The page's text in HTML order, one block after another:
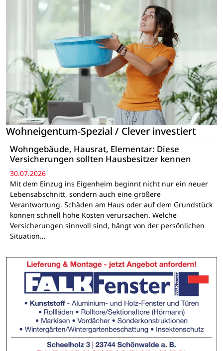
Wohneigentum-Spezial / Clever investiert
Wohngebäude, Hausrat, Elementar: Diese
Versicherungen sollten Hausbesitzer kennen
30.07.2026
Mit dem Einzug ins Eigenheim beginnt nicht nur ein neuer
Lebensabschnitt, sondern auch eine größere
Verantwortung. Schäden am Haus oder auf dem Grundstück
können schnell hohe Kosten verursachen. Welche
Versicherungen sinnvoll sind, hängt von der persönlichen
Situation…